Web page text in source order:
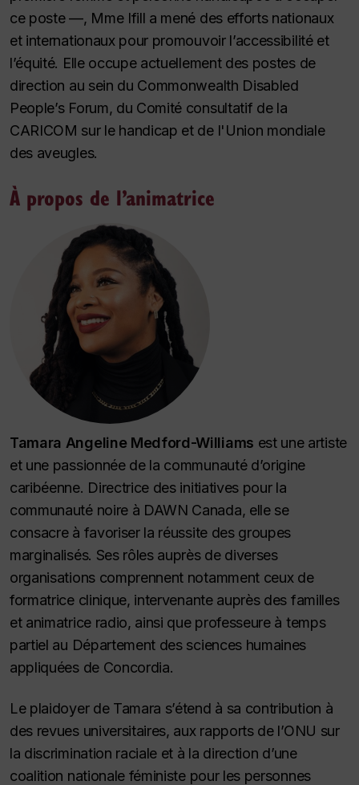
ce poste —, Mme Ifill a mené des efforts nationaux
et internationaux pour promouvoir l’accessibilité et
l’équité. Elle occupe actuellement des postes de
direction au sein du Commonwealth Disabled
People’s Forum, du Comité consultatif de la
CARICOM sur le handicap et de l'Union mondiale
des aveugles.
À propos de l’animatrice
Tamara Angeline Medford-Williams est une artiste
et une passionnée de la communauté d’origine
caribéenne. Directrice des initiatives pour la
communauté noire à DAWN Canada, elle se
consacre à favoriser la réussite des groupes
marginalisés. Ses rôles auprès de diverses
organisations comprennent notamment ceux de
formatrice clinique, intervenante auprès des familles
et animatrice radio, ainsi que professeure à temps
partiel au Département des sciences humaines
appliquées de Concordia.
Le plaidoyer de Tamara s’étend à sa contribution à
des revues universitaires, aux rapports de l’ONU sur
la discrimination raciale et à la direction d’une
coalition nationale féministe pour les personnes